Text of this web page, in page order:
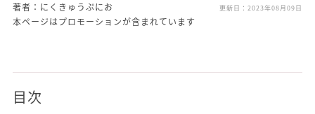
著者：にくきゅうぷにお 更新日： 2023年08月09日
本ページはプロモーションが含まれています
目次